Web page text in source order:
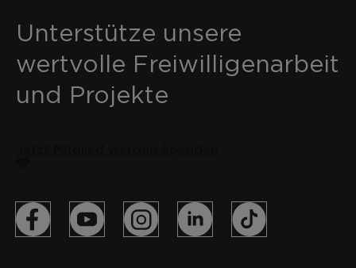
Unterstütze unsere
wertvolle Freiwilligenarbeit
und Projekte